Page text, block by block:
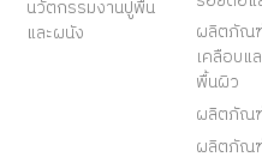
นวัตกรรมงานปูพื้น
และผนัง
ผลิตภัณ
เคลือบแ
พื้นผิว
ผลิตภัณ
ผลิตภัณ